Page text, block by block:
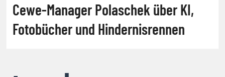
Cewe-Manager Polaschek über KI,
Fotobücher und Hindernisrennen